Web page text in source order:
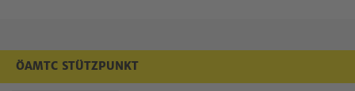
ÖAMTC STÜTZPUNKT